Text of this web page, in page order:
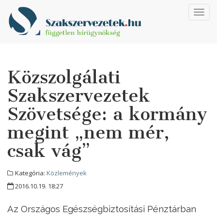
Közszolgálati
Szakszervezetek
Szövetsége: a kormány
megint „nem mér,
csak vág”
Kategória: Közlemények
2016.10.19. 18:27
Az Országos Egészségbiztosítási Pénztárban